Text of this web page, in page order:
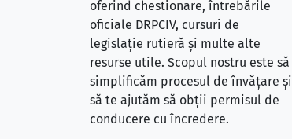
oferind chestionare, întrebările
oficiale DRPCIV, cursuri de
legislație rutieră și multe alte
resurse utile. Scopul nostru este să
simplificăm procesul de învățare și
să te ajutăm să obții permisul de
conducere cu încredere.